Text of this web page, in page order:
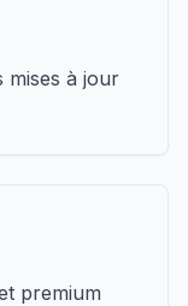
mises à jour
premium